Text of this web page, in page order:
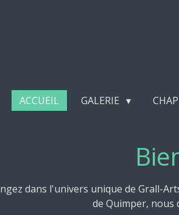
ACCUEIL GALERIE
dans l'univers unique de Grall-
de Quimper, nous